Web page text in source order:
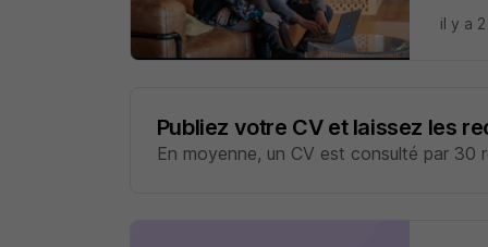
il y a
Publiez votre CV et laissez les
En moyenne, un CV est consulté par 30